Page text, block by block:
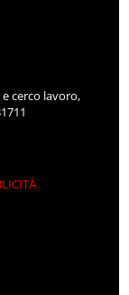
cerco lavoro,